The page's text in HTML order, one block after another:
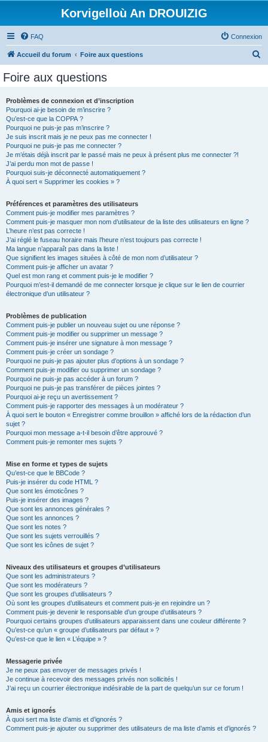
Korvigelloù An DROUIZIG
FAQ Connexion
Accueil du forum Foire aux questions
Foire aux questions
Problèmes de connexion et d’inscription
Pourquoi ai-je besoin de m’inscrire ?
Qu’est-ce que la COPPA ?
Pourquoi ne puis-je pas m’inscrire ?
Je suis inscrit mais je ne peux pas me connecter !
Pourquoi ne puis-je pas me connecter ?
Je m’étais déjà inscrit par le passé mais ne peux à présent plus me connecter ?!
J’ai perdu mon mot de passe !
Pourquoi suis-je déconnecté automatiquement ?
À quoi sert « Supprimer les cookies » ?
Préférences et paramètres des utilisateurs
Comment puis-je modifier mes paramètres ?
Comment puis-je masquer mon nom d’utilisateur de la liste des utilisateurs en ligne ?
L’heure n’est pas correcte !
J’ai réglé le fuseau horaire mais l’heure n’est toujours pas correcte !
Ma langue n’apparaît pas dans la liste !
Que signifient les images situées à côté de mon nom d’utilisateur ?
Comment puis-je afficher un avatar ?
Quel est mon rang et comment puis-je le modifier ?
Pourquoi m’est-il demandé de me connecter lorsque je clique sur le lien de courrier
électronique d’un utilisateur ?
Problèmes de publication
Comment puis-je publier un nouveau sujet ou une réponse ?
Comment puis-je modifier ou supprimer un message ?
Comment puis-je insérer une signature à mon message ?
Comment puis-je créer un sondage ?
Pourquoi ne puis-je pas ajouter plus d’options à un sondage ?
Comment puis-je modifier ou supprimer un sondage ?
Pourquoi ne puis-je pas accéder à un forum ?
Pourquoi ne puis-je pas transférer de pièces jointes ?
Pourquoi ai-je reçu un avertissement ?
Comment puis-je rapporter des messages à un modérateur ?
À quoi sert le bouton « Enregistrer comme brouillon » affiché lors de la rédaction d’un
sujet ?
Pourquoi mon message a-t-il besoin d’être approuvé ?
Comment puis-je remonter mes sujets ?
Mise en forme et types de sujets
Qu’est-ce que le BBCode ?
Puis-je insérer du code HTML ?
Que sont les émoticônes ?
Puis-je insérer des images ?
Que sont les annonces générales ?
Que sont les annonces ?
Que sont les notes ?
Que sont les sujets verrouillés ?
Que sont les icônes de sujet ?
Niveaux des utilisateurs et groupes d’utilisateurs
Que sont les administrateurs ?
Que sont les modérateurs ?
Que sont les groupes d’utilisateurs ?
Où sont les groupes d’utilisateurs et comment puis-je en rejoindre un ?
Comment puis-je devenir le responsable d’un groupe d’utilisateurs ?
Pourquoi certains groupes d’utilisateurs apparaissent dans une couleur différente ?
Qu’est-ce qu’un « groupe d’utilisateurs par défaut » ?
Qu’est-ce que le lien « L’équipe » ?
Messagerie privée
Je ne peux pas envoyer de messages privés !
Je continue à recevoir des messages privés non sollicités !
J’ai reçu un courrier électronique indésirable de la part de quelqu’un sur ce forum !
Amis et ignorés
À quoi sert ma liste d’amis et d’ignorés ?
Comment puis-je ajouter ou supprimer des utilisateurs de ma liste d’amis et d’ignorés ?